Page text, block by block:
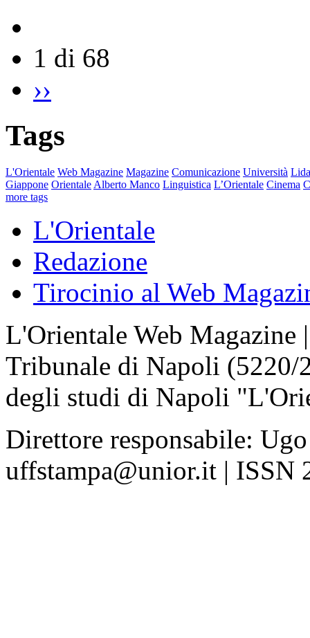
1 di 68
››
Tags
L'Orientale Web Magazine Magazine Comunicazione Università
Giappone Orientale Alberto Manco Linguistica L’Orientale Cinema
more tags
L'Orientale
Redazione
Tirocinio al Web
L'Orientale Web Magazine
Tribunale di Napoli
degli studi di Napoli
Direttore responsabile:
uffstampa@unior.it | ISSN